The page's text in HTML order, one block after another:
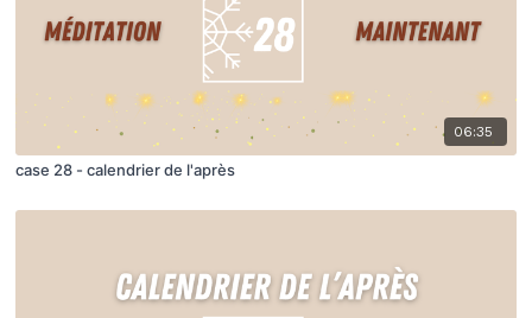
06:35
case 28 - calendrier de l'après